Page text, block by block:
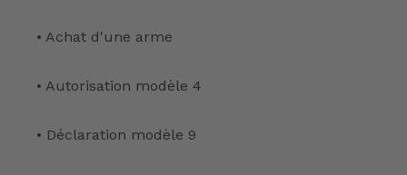
• Achat d'une arme
• Autorisation modèle 4
• Déclaration modèle 9